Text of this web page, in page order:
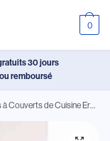
0
30 jours
remboursé
Ergonomiques en Mousse de Silicone